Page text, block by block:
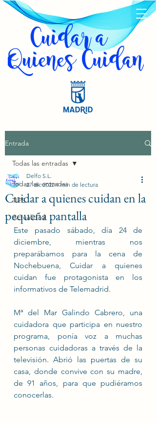
Entrada
Todas las entradas
TIPS
Actualidad
Todas las entradas
Cuidar a quienes cuidan en la
pequeña pantalla
Delfo S.L.
27 dic 2022 1 min de lectura
Este pasado sábado, día 24 de
diciembre, mientras nos
preparábamos para la cena de
Nochebuena, Cuidar a quienes
cuidan fue protagonista en los
informativos de Telemadrid.
Mª del Mar Galindo Cabrero, una
cuidadora que participa en nuestro
programa, ponía voz a muchas
personas cuidadoras a través de la
televisión. Abrió las puertas de su
casa, donde convive con su madre,
de 91 años, para que pudiéramos
conocerlas.